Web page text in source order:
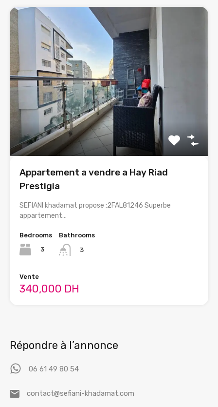
Appartement a vendre a Hay Riad
Prestigia
SEFIANI khadamat propose :2FAL81246 Superbe
appartement…
Bedrooms
3
Bathrooms
3
Vente
340,000 DH
Répondre à l’annonce
06 61 49 80 54
contact@sefiani-khadamat.com